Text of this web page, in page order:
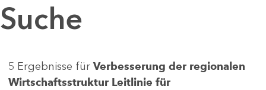
Suche
5 Ergebnisse für Verbesserung der regionalen
Wirtschaftsstruktur Leitlinie für